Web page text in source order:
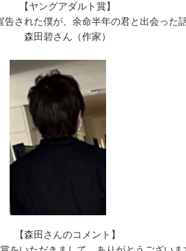
【ヤングアダルト賞】
告された僕が、余命半年の君と出会った
森田碧さん（作家）
【森田さんのコメント】